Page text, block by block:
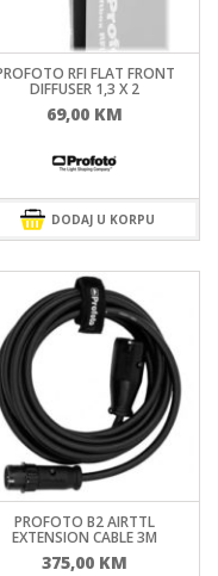
RFI FLAT FRONT
DIFFUSER 1,3 X 2
69,00 KM
DODAJ U KORPU
PROFOTO B2 AIRTTL
EXTENSION CABLE 3M
375,00 KM